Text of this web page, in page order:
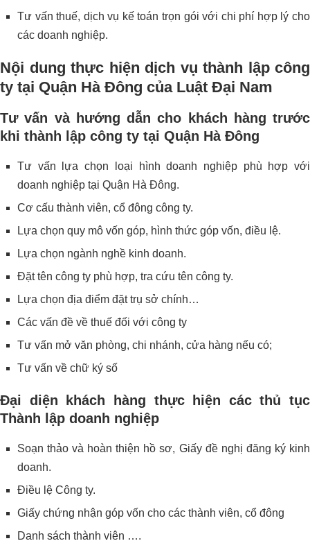
Tư vấn thuế, dịch vụ kế toán trọn gói với chi phí hợp lý cho
các doanh nghiệp.
Nội dung thực hiện dịch vụ thành lập công
ty tại Quận Hà Đông của Luật Đại Nam
Tư vấn và hướng dẫn cho khách hàng trước
khi thành lập công ty tại Quận Hà Đông
Tư vấn lựa chọn loại hình doanh nghiệp phù hợp với
doanh nghiệp tại Quận Hà Đông.
Cơ cấu thành viên, cổ đông công ty.
Lựa chọn quy mô vốn góp, hình thức góp vốn, điều lệ.
Lựa chọn ngành nghề kinh doanh.
Đặt tên công ty phù hợp, tra cứu tên công ty.
Lựa chọn địa điểm đặt trụ sở chính…
Các vấn đề về thuế đối với công ty
Tư vấn mở văn phòng, chi nhánh, cửa hàng nếu có;
Tư vấn về chữ ký số
Đại diện khách hàng thực hiện các thủ tục
Thành lập doanh nghiệp
Soạn thảo và hoàn thiện hồ sơ, Giấy đề nghị đăng ký kinh
doanh.
Điều lệ Công ty.
Giấy chứng nhận góp vốn cho các thành viên, cổ đông
Danh sách thành viên ….